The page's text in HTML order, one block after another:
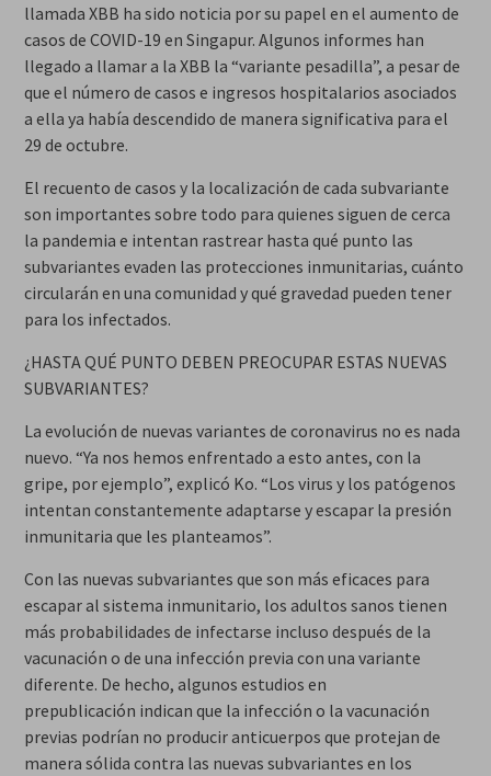
llamada XBB ha sido noticia por su papel en el aumento de
casos de COVID-19 en Singapur. Algunos informes han
llegado a llamar a la XBB la “variante pesadilla”, a pesar de
que el número de casos e ingresos hospitalarios asociados
a ella ya había descendido de manera significativa para el
29 de octubre.
El recuento de casos y la localización de cada subvariante
son importantes sobre todo para quienes siguen de cerca
la pandemia e intentan rastrear hasta qué punto las
subvariantes evaden las protecciones inmunitarias, cuánto
circularán en una comunidad y qué gravedad pueden tener
para los infectados.
¿HASTA QUÉ PUNTO DEBEN PREOCUPAR ESTAS NUEVAS
SUBVARIANTES?
La evolución de nuevas variantes de coronavirus no es nada
nuevo. “Ya nos hemos enfrentado a esto antes, con la
gripe, por ejemplo”, explicó Ko. “Los virus y los patógenos
intentan constantemente adaptarse y escapar la presión
inmunitaria que les planteamos”.
Con las nuevas subvariantes que son más eficaces para
escapar al sistema inmunitario, los adultos sanos tienen
más probabilidades de infectarse incluso después de la
vacunación o de una infección previa con una variante
diferente. De hecho, algunos estudios en
prepublicación indican que la infección o la vacunación
previas podrían no producir anticuerpos que protejan de
manera sólida contra las nuevas subvariantes en los